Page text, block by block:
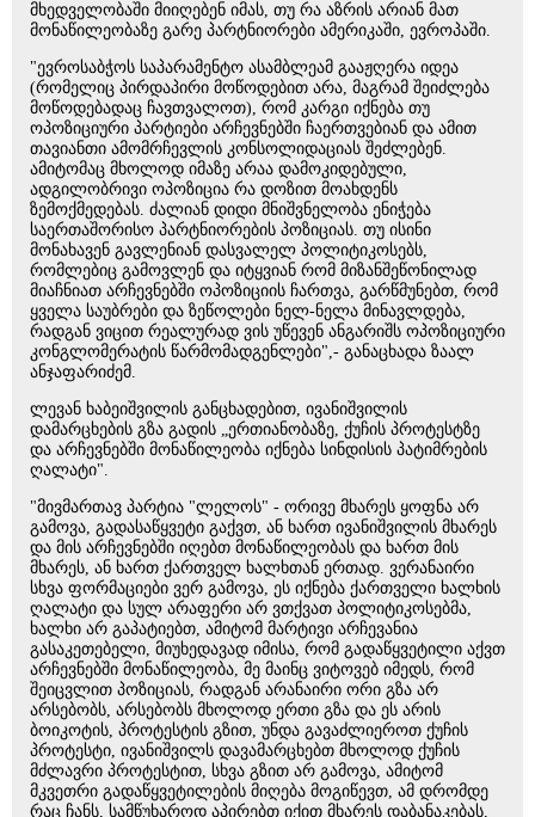
მხედველობაში მიიღებენ იმას, თუ რა აზრის არიან მათ
მონაწილეობაზე გარე პარტნიორები ამერიკაში, ევროპაში.
"ევროსაბჭოს საპარამენტო ასამბლეამ გააჟღერა იდეა
(რომელიც პირდაპირი მოწოდებით არა, მაგრამ შეიძლება
მოწოდებადაც ჩავთვალოთ), რომ კარგი იქნება თუ
ოპოზიციური პარტიები არჩევნებში ჩაერთვებიან და ამით
თავიანთი ამომრჩევლის კონსოლიდაციას შეძლებენ.
ამიტომაც მხოლოდ იმაზე არაა დამოკიდებული,
ადგილობრივი ოპოზიცია რა დოზით მოახდენს
ზემოქმედებას. ძალიან დიდი მნიშვნელობა ენიჭება
საერთაშორისო პარტნიორების პოზიციას. თუ ისინი
მონახავენ გავლენიან დასვალელ პოლიტიკოსებს,
რომლებიც გამოვლენ და იტყვიან რომ მიზანშეწონილად
მიაჩნიათ არჩევნებში ოპოზიციის ჩართვა, გარწმუნებთ, რომ
ყველა საუბრები და ზეწოლები ნელ-ნელა მინავლდება,
რადგან ვიცით რეალურად ვის უწევენ ანგარიშს ოპოზიციური
კონგლომერატის წარმომადგენლები",- განაცხადა ზაალ
ანჯაფარიძემ.
ლევან ხაბეიშვილის განცხადებით, ივანიშვილის
დამარცხების გზა გადის „ერთიანობაზე, ქუჩის პროტესტზე
და არჩევნებში მონაწილეობა იქნება სინდისის პატიმრების
ღალატი".
"მივმართავ პარტია "ლელოს" - ორივე მხარეს ყოფნა არ
გამოვა, გადასაწყვეტი გაქვთ, ან ხართ ივანიშვილის მხარეს
და მის არჩევნებში იღებთ მონაწილეობას და ხართ მის
მხარეს, ან ხართ ქართველ ხალხთან ერთად. ვერანაირი
სხვა ფორმაციები ვერ გამოვა, ეს იქნება ქართველი ხალხის
ღალატი და სულ არაფერი არ ვთქვათ პოლიტიკოსებმა,
ხალხი არ გაპატიებთ, ამიტომ მარტივი არჩევანია
გასაკეთებელი, მიუხედავად იმისა, რომ გადაწყვეტილი აქვთ
არჩევნებში მონაწილეობა, მე მაინც ვიტოვებ იმედს, რომ
შეიცვლით პოზიციას, რადგან არანაირი ორი გზა არ
არსებობს, არსებობს მხოლოდ ერთი გზა და ეს არის
ბოიკოტის, პროტესტის გზით, უნდა გავაძლიეროთ ქუჩის
პროტესტი, ივანიშვილს დავამარცხებთ მხოლოდ ქუჩის
მძლავრი პროტესტით, სხვა გზით არ გამოვა, ამიტომ
მკვეთრი გადაწყვეტილების მიღება მოგიწევთ, ამ დრომდე
რაც ჩანს, სამწუხაროდ აპირებთ იქით მხარეს დაბანაკებას,